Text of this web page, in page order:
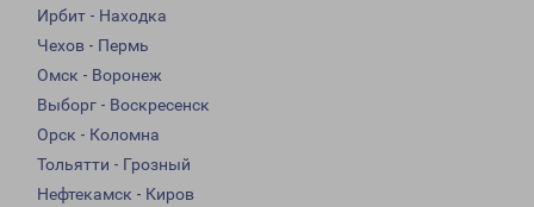
Ирбит - Находка
Чехов - Пермь
Омск - Воронеж
Выборг - Воскресенск
Орск - Коломна
Тольятти - Грозный
Нефтекамск - Киров